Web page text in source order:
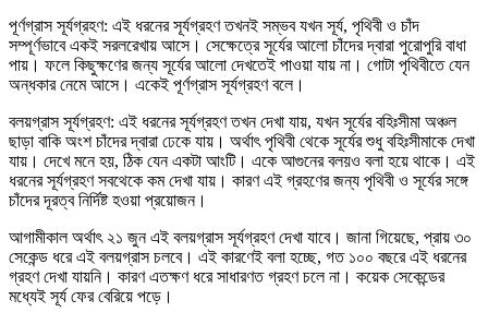
পূর্ণগ্রাস সূর্যগ্রহণ: এই ধরনের সূর্যগ্রহণ তখনই সম্ভব যখন সূর্য, পৃথিবী ও চাঁদ
সম্পূর্ণভাবে একই সরলরেখায় আসে। সেক্ষেত্রে সূর্যের আলো চাঁদের দ্বারা পুরোপুরি বাধা
পায়। ফলে কিছুক্ষণের জন্য সূর্যের আলো দেখতেই পাওয়া যায় না। গোটা পৃথিবীতে যেন
অন্ধকার নেমে আসে। একেই পূর্ণগ্রাস সূর্যগ্রহণ বলে।
বলয়গ্রাস সূর্যগ্রহণ: এই ধরনের সূর্যগ্রহণ তখন দেখা যায়, যখন সূর্যের বহিঃসীমা অঞ্চল
ছাড়া বাকি অংশ চাঁদের দ্বারা ঢেকে যায়। অর্থাৎ পৃথিবী থেকে সূর্যের শুধু বহিঃসীমাকে দেখা
যায়। দেখে মনে হয়, ঠিক যেন একটা আংটি। একে আগুনের বলয়ও বলা হয়ে থাকে। এই
ধরনের সূর্যগ্রহণ সবথেকে কম দেখা যায়। কারণ এই গ্রহণের জন্য পৃথিবী ও সূর্যের সঙ্গে
চাঁদের দূরত্ব নির্দিষ্ট হওয়া প্রয়োজন।
আগামীকাল অর্থাৎ ২১ জুন এই বলয়গ্রাস সূর্যগ্রহণ দেখা যাবে। জানা গিয়েছে, প্রায় ৩০
সেকেন্ড ধরে এই বলয়গ্রাস চলবে। এই কারণেই বলা হচ্ছে, গত ১০০ বছরে এই ধরনের
গ্রহণ দেখা যায়নি। কারণ এতক্ষণ ধরে সাধারণত গ্রহণ চলে না। কয়েক সেকেন্ডের
মধ্যেই সূর্য ফের বেরিয়ে পড়ে।